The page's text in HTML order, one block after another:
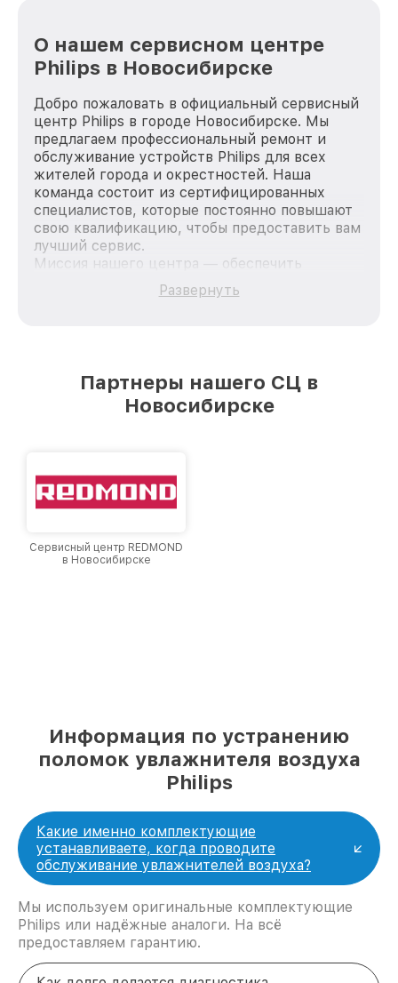
О нашем сервисном центре
Philips в Новосибирске
Добро пожаловать в официальный сервисный
центр Philips в городе Новосибирске. Мы
предлагаем профессиональный ремонт и
обслуживание устройств Philips для всех
жителей города и окрестностей. Наша
команда состоит из сертифицированных
специалистов, которые постоянно повышают
свою квалификацию, чтобы предоставить вам
лучший сервис.
Миссия нашего центра — обеспечить
качественный и доступный ремонт для
каждого пользователя продукции Philips, вне
лучшим сервисным центром Philips в городе
Новосибирске, постоянно повышая уровень
Развернуть
Партнеры нашего СЦ в
Новосибирске
Сервисный центр REDMOND
в Новосибирске
Информация по устранению
поломок увлажнителя воздуха
Philips
Какие именно комплектующие
устанавливаете, когда проводите
обслуживание увлажнителей воздуха?
Мы используем оригинальные комплектующие
Philips или надёжные аналоги. На всё
предоставляем гарантию.